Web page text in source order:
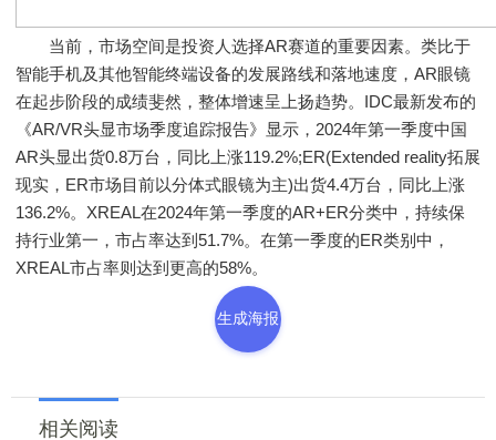
当前，市场空间是投资人选择AR赛道的重要因素。类比于
智能手机及其他智能终端设备的发展路线和落地速度，AR眼镜
在起步阶段的成绩斐然，整体增速呈上扬趋势。IDC最新发布的
《AR/VR头显市场季度追踪报告》显示，2024年第一季度中国
AR头显出货0.8万台，同比上涨119.2%;ER(Extended reality拓展
现实，ER市场目前以分体式眼镜为主)出货4.4万台，同比上涨
136.2%。XREAL在2024年第一季度的AR+ER分类中，持续保
持行业第一，市占率达到51.7%。在第一季度的ER类别中，
XREAL市占率则达到更高的58%。
生成海报
相关阅读